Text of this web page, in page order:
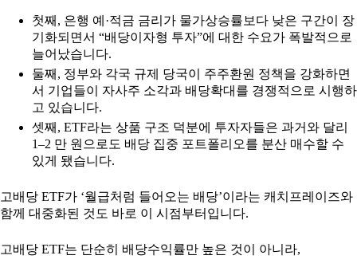
첫째, 은행 예·적금 금리가 물가상승률보다 낮은 구간이 장
기화되면서 “배당이자형 투자”에 대한 수요가 폭발적으로
늘어났습니다.
둘째, 정부와 각국 규제 당국이 주주환원 정책을 강화하면
서 기업들이 자사주 소각과 배당확대를 경쟁적으로 시행하
고 있습니다.
셋째, ETF라는 상품 구조 덕분에 투자자들은 과거와 달리
1–2 만 원으로도 배당 집중 포트폴리오를 분산 매수할 수
있게 됐습니다.
고배당 ETF가 ‘월급처럼 들어오는 배당’이라는 캐치프레이즈와
함께 대중화된 것도 바로 이 시점부터입니다.
고배당 ETF는 단순히 배당수익률만 높은 것이 아니라,